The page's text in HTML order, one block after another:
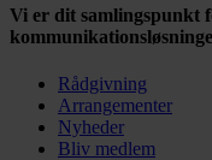
Vi er dit samlingspunkt
Rådgivning
Arrangementer
Nyheder
Bliv medlem